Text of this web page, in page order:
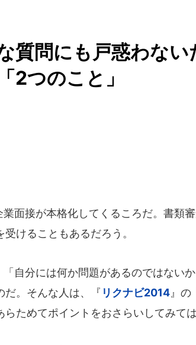
質問にも戸惑わな
2つのこと」
面接が本格化してくるころだ。書類
けることもあるだろう。
自分には何か問題があるのではない
だ。そんな人は、『 リクナビ2014 』の
らためてポイントをおさらいしてみて